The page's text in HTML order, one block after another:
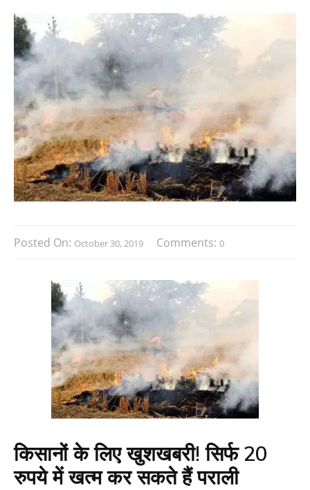
Posted On: October 30, 2019 Comments: 0
किसानों के लिए खुशखबरी! सिर्फ 20
रुपये में खत्म कर सकते हैं पराली